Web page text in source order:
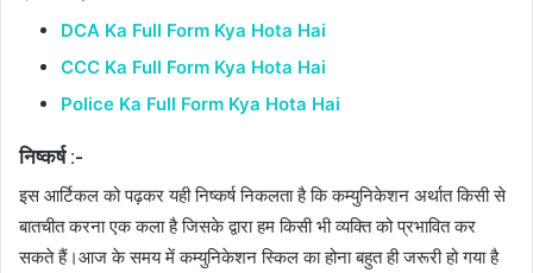
DCA Ka Full Form Kya Hota Hai
CCC Ka Full Form Kya Hota Hai
Police Ka Full Form Kya Hota Hai
निष्कर्ष :-
इस आर्टिकल को पढ़कर यही निष्कर्ष निकलता है कि कम्युनिकेशन अर्थात किसी से
बातचीत करना एक कला है जिसके द्वारा हम किसी भी व्यक्ति को प्रभावित कर
सकते हैं।आज के समय में कम्युनिकेशन स्किल का होना बहुत ही जरूरी हो गया है